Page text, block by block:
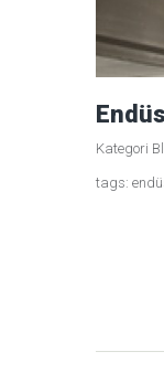
Kategori
tags: